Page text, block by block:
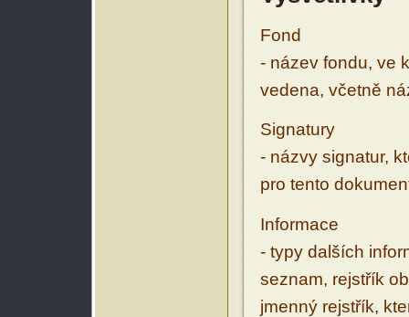
Fond
- název fondu, ve
vedena, včetně
Signatury
- názvy signatur,
pro tento
Informace
- typy dalších
seznam, rejstřík
jmenný rejstřík,